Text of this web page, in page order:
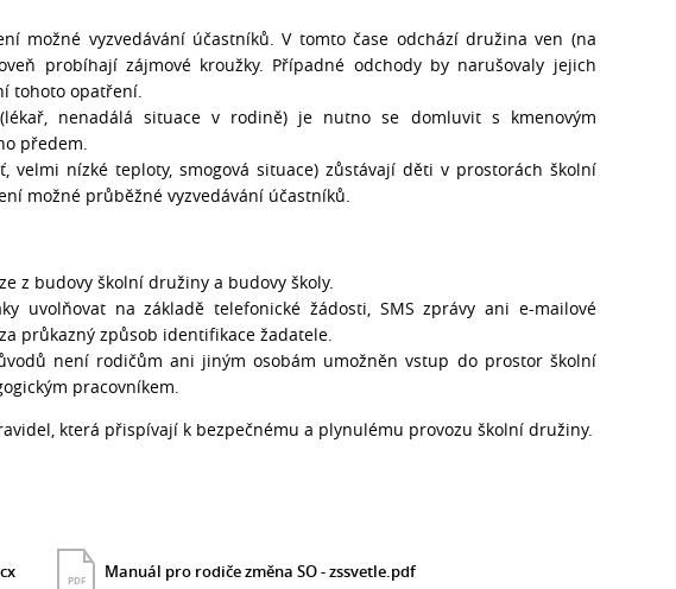
možné vyzvedávání účastníků. V tomto čase odchází družina ven (na
probíhají zájmové kroužky. Případné odchody by narušovaly jejich
tohoto opatření.
nenadálá situace v rodině) je nutno se domluvit s kmenovým
předem.
velmi nízké teploty, smogová situace) zůstávají děti v prostorách školní
možné průběžné vyzvedávání účastníků.
z budovy školní družiny a budovy školy.
uvolňovat na základě telefonické žádosti, SMS zprávy ani e-mailové
průkazný způsob identifikace žadatele.
není rodičům ani jiným osobám umožněn vstup do prostor školní
pracovníkem.
která přispívají k bezpečnému a plynulému provozu školní družiny.
PDF Manuál pro rodiče změna SO - zssvetle.pdf